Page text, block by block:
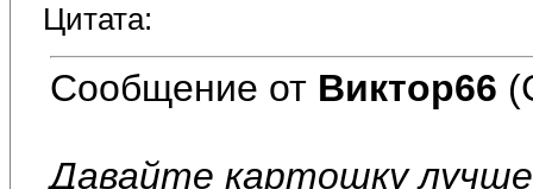
Цитата:
Сообщение от Виктор66
Давайте картошку